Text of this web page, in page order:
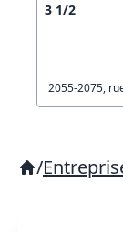
3 1/2
2055-2075,
/